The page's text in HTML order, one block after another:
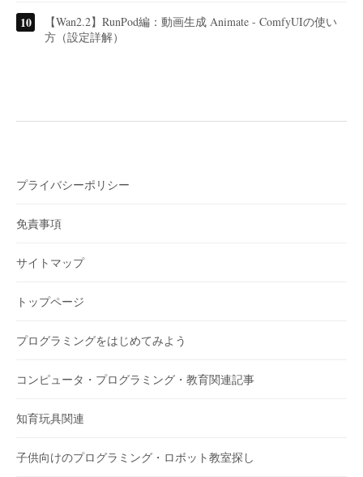
【Wan2.2】RunPod編：動画生成 Animate - ComfyUIの使い
方（設定詳解）
プライバシーポリシー
免責事項
サイトマップ
トップページ
プログラミングをはじめてみよう
コンピュータ・プログラミング・教育関連記事
知育玩具関連
子供向けのプログラミング・ロボット教室探し